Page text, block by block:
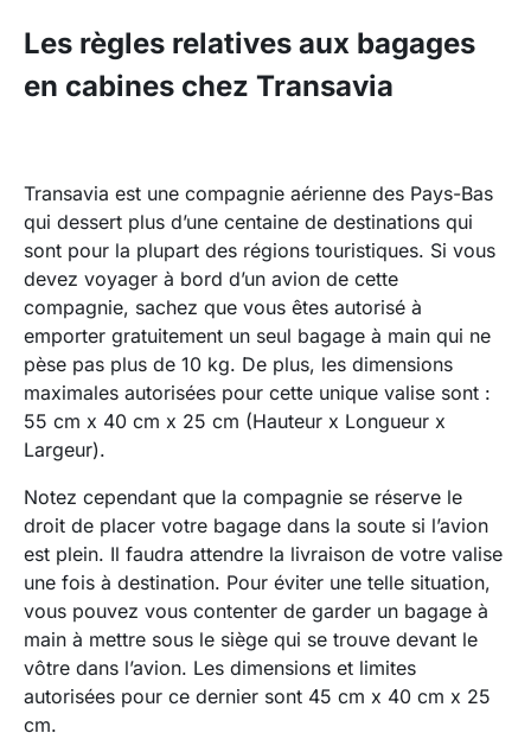
Les règles relatives aux bagages
en cabines chez Transavia
Transavia est une compagnie aérienne des Pays-Bas
qui dessert plus d’une centaine de destinations qui
sont pour la plupart des régions touristiques. Si vous
devez voyager à bord d’un avion de cette
compagnie, sachez que vous êtes autorisé à
emporter gratuitement un seul bagage à main qui ne
pèse pas plus de 10 kg. De plus, les dimensions
maximales autorisées pour cette unique valise sont :
55 cm x 40 cm x 25 cm (Hauteur x Longueur x
Largeur).
Notez cependant que la compagnie se réserve le
droit de placer votre bagage dans la soute si l’avion
est plein. Il faudra attendre la livraison de votre valise
une fois à destination. Pour éviter une telle situation,
vous pouvez vous contenter de garder un bagage à
main à mettre sous le siège qui se trouve devant le
vôtre dans l’avion. Les dimensions et limites
autorisées pour ce dernier sont 45 cm x 40 cm x 25
cm.